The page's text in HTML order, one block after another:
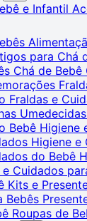
e Infantil
para Chá
Chá de Bebê
Fraldas e
Umedecidas
Bebê Higiene
Higiene e
do Bebê
e Cuidados
Kits e
Bebês
Roupas de